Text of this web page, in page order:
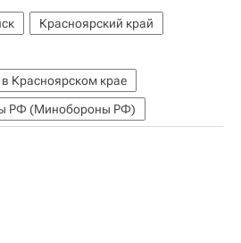
Красноярский край
Красноярском крае
РФ (Минобороны РФ)